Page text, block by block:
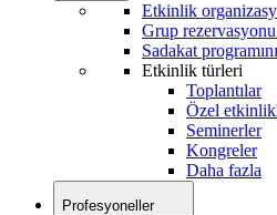
Etkinlik
Grup
Sadakat
Etkinlik türleri
Toplantılar
Özel
Seminerler
Kongreler
Daha fazla
Profesyoneller